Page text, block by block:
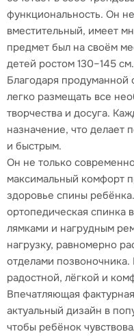
функциональность. Он
вместительный, имеет
предмет был на своём
детей ростом 130–145 см.
Благодаря продуманной
легко размещать все
творчества и досуга.
назначение, что делает
и быстрым.
Он не только
максимальный комфорт
здоровье спины
ортопедическая спинка
лямками и нагрудным
нагрузку, равномерно
отделами
радостной, лёгкой и
Впечатляющая
актуальный дизайн в
чтобы ребёнок